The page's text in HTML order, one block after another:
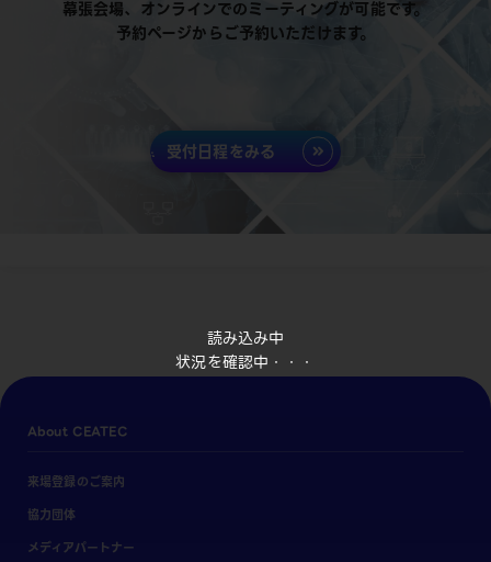
読み込み中
状況を確認中・・・
幕張会場、オンラインでのミーティングが可能です。
予約ページからご予約いただけます。
受付日程をみる
About CEATEC
来場登録のご案内
協力団体
メディアパートナー